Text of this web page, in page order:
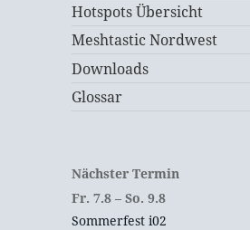
Hotspots Übersicht
Meshtastic Nordwest
Downloads
Glossar
Nächster Termin
Fr. 7.8 –So. 9.8
Sommerfest i02